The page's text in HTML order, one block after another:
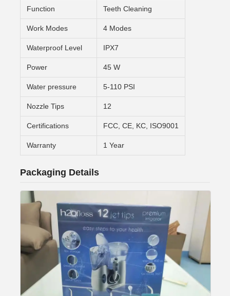
Function Teeth Cleaning
Work Modes 4 Modes
Waterproof Level IPX7
Power 45 W
Water pressure 5-110 PSI
Nozzle Tips 12
Certifications FCC, CE, KC, ISO9001
Warranty 1 Year
Packaging Details